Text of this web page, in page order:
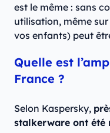
est le même : sans
utilisation, même
vos enfants) peut
Quelle est
France ?
Selon Kaspersky,
stalkerware ont été